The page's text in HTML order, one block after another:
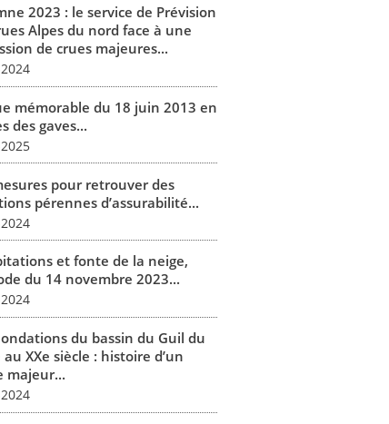
2023 : le service de Prévision
Alpes du nord face à une
de crues majeures...
mémorable du 18 juin 2013 en
des gaves...
pour retrouver des
pérennes d’assurabilité...
et fonte de la neige,
du 14 novembre 2023...
du bassin du Guil du
au XXe siècle : histoire d’un
majeur...